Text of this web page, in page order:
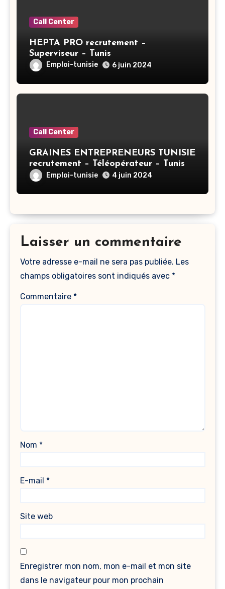
Call Center
HEPTA PRO recrutement –
Superviseur – Tunis
Emploi-tunisie 6 juin 2024
Call Center
GRAINES ENTREPRENEURS TUNISIE
recrutement – Téléopérateur – Tunis
Emploi-tunisie 4 juin 2024
Laisser un commentaire
Votre adresse e-mail ne sera pas publiée. Les
champs obligatoires sont indiqués avec *
Commentaire *
Nom *
E-mail *
Site web
Enregistrer mon nom, mon e-mail et mon site
dans le navigateur pour mon prochain